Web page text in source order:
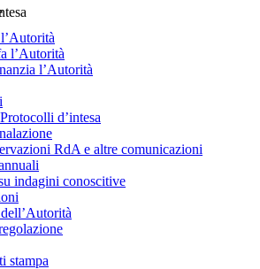
l’Autorità
l’Autorità
d’intesa
RdA e altre comunicazioni
indagini conoscitive
stampa